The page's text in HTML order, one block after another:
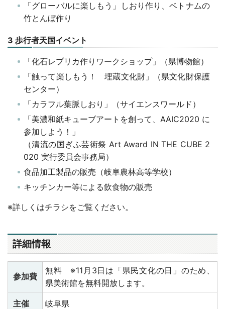
「グローバルに楽しもう」しおり作り、ベトナムの
竹とんぼ作り
3 歩行者天国イベント
「化石レプリカ作りワークショップ」（県博物館）
「触って楽しもう！ 埋蔵文化財」（県文化財保護
センター）
「カラフル葉脈しおり」（サイエンスワールド）
「美濃和紙キューブアートを創って、AAIC2020 に
参加しよう！」
（清流の国ぎふ芸術祭 Art Award IN THE CUBE 2
020 実行委員会事務局）
食品加工製品の販売（岐阜農林高等学校）
キッチンカー等による飲食物の販売
※詳しくはチラシをご覧ください。
詳細情報
参加費
無料 ※11月3日は「県民文化の日」のため、
県美術館を無料開放します。
主催 岐阜県